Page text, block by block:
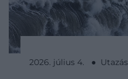
2026. július 4. ● Utazás